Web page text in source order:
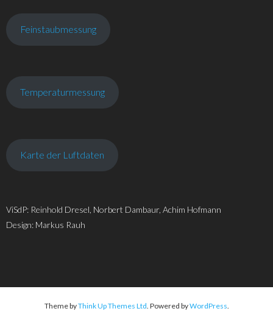
Feinstaubmessung
Temperaturmessung
Karte der Luftdaten
ViSdP: Reinhold Dresel, Norbert Dambaur, Achim Hofmann
Design: Markus Rauh
Theme byThink Up Themes Ltd . Powered byWordPress